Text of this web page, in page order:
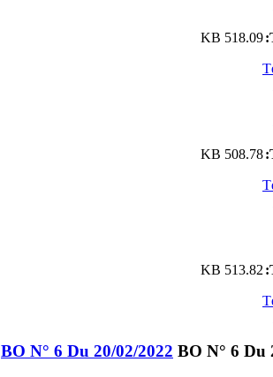
518.09 KB
508.78 KB
513.82 KB
BO N° 6 Du 20/02/2022